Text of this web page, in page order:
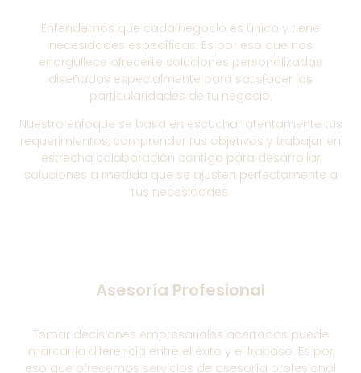
Entendemos que cada negocio es único y tiene
necesidades específicas. Es por eso que nos
enorgullece ofrecerte soluciones personalizadas
diseñadas especialmente para satisfacer las
particularidades de tu negocio.
Nuestro enfoque se basa en escuchar atentamente tus
requerimientos, comprender tus objetivos y trabajar en
estrecha colaboración contigo para desarrollar
soluciones a medida que se ajusten perfectamente a
tus necesidades.
Asesoría Profesional
Tomar decisiones empresariales acertadas puede
marcar la diferencia entre el éxito y el fracaso. Es por
eso que ofrecemos servicios de asesoría profesional